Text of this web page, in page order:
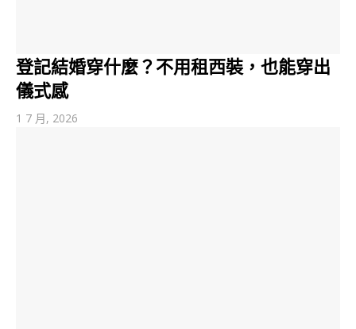
登記結婚穿什麼？不用租西裝，也能穿出
儀式感
1 7 月, 2026